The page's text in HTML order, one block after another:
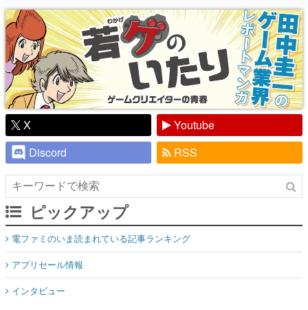
り】
X
Youtube
Discord
RSS
ピックアップ
電ファミのいま読まれている記事ランキング
アプリセール情報
インタビュー